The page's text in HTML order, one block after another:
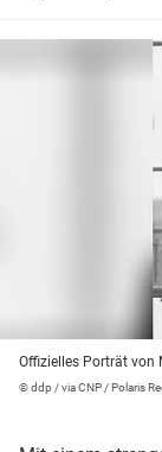
Offizielles Porträt von
© ddp / via CNP / Polaris